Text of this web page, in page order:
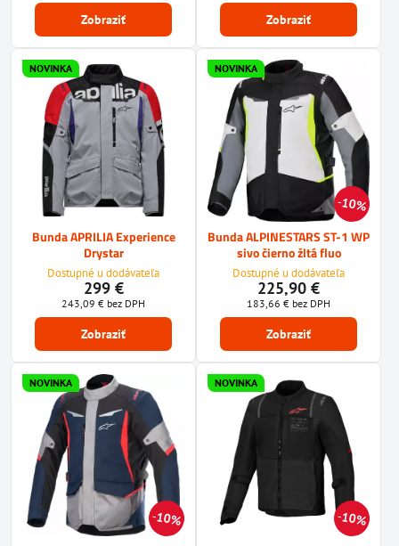
Zobraziť Zobraziť
NOVINKA
Bunda APRILIA Experience
Drystar
Dostupné u dodávateľa
299 €
243,09 € bez DPH
Zobraziť
10%
NOVINKA
Bunda ALPINESTARS ST-1 WP
sivo čierno žltá fluo
Dostupné u dodávateľa
225,90 €
183,66 € bez DPH
Zobraziť
10%
NOVINKA
10%
NOVINKA